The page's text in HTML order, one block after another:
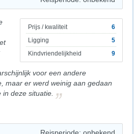
Prijs / kwaliteit
6
Ligging
5
Kindvriendelijkheid
9
voor een andere
maar er werd weinig aan gedaan
deze situatie.